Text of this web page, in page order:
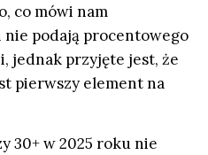
co mówi nam
podają procentowego
jednak przyjęte jest, że
pierwszy element na
30+ w 2025 roku nie